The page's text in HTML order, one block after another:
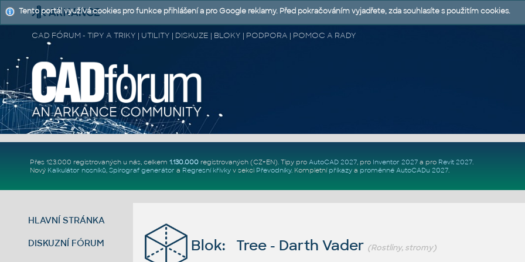
CAD FÓRUM - TIPY A TRIKY | UTILITY | DISKUZE | BLOKY | PODPORA | POMOC A RADY
Přes 123.000 registrovaných u nás, celkem 1.130.000registrovaných (CZ+EN). Tipy pro AutoCAD 2027, pro Inventor 2027a pro Revit 2027.
Nový Kalkulátor nosníků, Spirograf generátor a Regresní křivkyv sekci Převodníky. Kompletní příkazya proměnné AutoCADu 2027.
HLAVNÍ STRÁNKA
DISKUZNÍ FÓRUM Blok: Tree - Darth Vader (Rostliny, stromy)
Tento portál využívá cookies pro funkce přihlášení a pro Google reklamy. Před pokračováním vyjadřete, zda souhlasíte s použitím cookies.